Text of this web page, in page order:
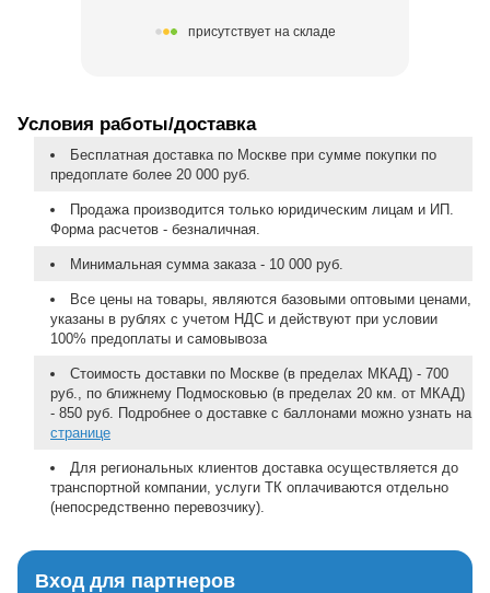
присутствует на складе
Условия работы/доставка
Бесплатная доставка по Москве при сумме покупки по
предоплате более 20 000 руб.
Продажа производится только юридическим лицам и ИП.
Форма расчетов - безналичная.
Минимальная сумма заказа - 10 000 руб.
Все цены на товары, являются базовыми оптовыми ценами,
указаны в рублях с учетом НДС и действуют при условии
100% предоплаты и самовывоза
Стоимость доставки по Москве (в пределах МКАД) - 700
руб., по ближнему Подмосковью (в пределах 20 км. от МКАД)
- 850 руб. Подробнее о доставке с баллонами можно узнать на
странице
Для региональных клиентов доставка осуществляется до
транспортной компании, услуги ТК оплачиваются отдельно
(непосредственно перевозчику).
Вход для партнеров